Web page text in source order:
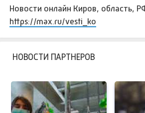
Новости онлайн Киров, область,
https://max.ru/vesti_ko
НОВОСТИ ПАРТНЕРОВ